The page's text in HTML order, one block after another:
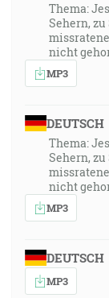
Thema:
Sehern,
nicht
MP3
DEUTSCH
Thema:
Sehern,
nicht
MP3
DEUTSCH
MP3